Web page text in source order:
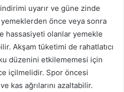
uyarır ve güne zinde
yemeklerden önce veya sonra
hassasiyeti olanlar yemekle
Akşam tüketimi de rahatlatıcı
düzenini etkilememesi için
içilmelidir. Spor öncesi
kas ağrılarını azaltabilir.